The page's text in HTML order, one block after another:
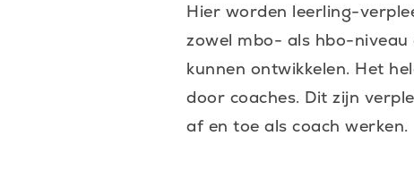
Hier worden leerling-
zowel mbo- als hbo-niveau
kunnen ontwikkelen. Het
door coaches. Dit zijn
af en toe als coach werken.